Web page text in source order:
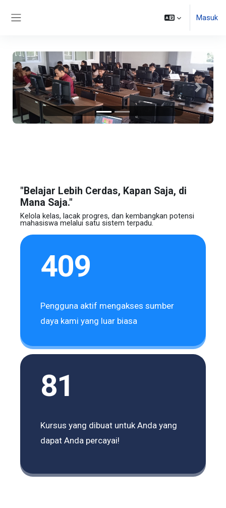
Masuk
Sebelumnya
"Belajar Lebih Cerdas, Kapan Saja, di
Mana Saja."
Kelola kelas, lacak progres, dan kembangkan potensi
mahasiswa melalui satu sistem terpadu.
409
Pengguna aktif mengakses sumber
daya kami yang luar biasa
81
Kursus yang dibuat untuk Anda yang
dapat Anda percayai!